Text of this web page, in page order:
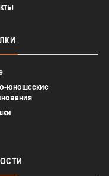
юношеские